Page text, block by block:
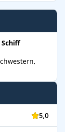
5,0